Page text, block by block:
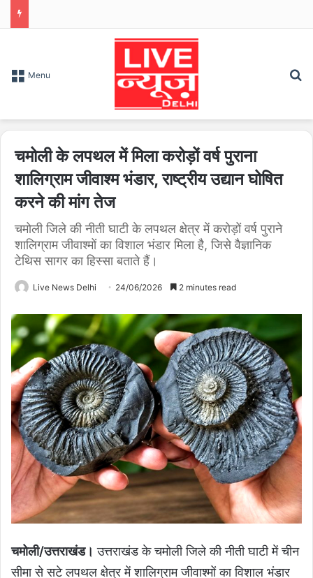
Menu
चमोली के लपथल में मिला करोड़ों वर्ष पुराना
शालिग्राम जीवाश्म भंडार, राष्ट्रीय उद्यान घोषित
करने की मांग तेज
चमोली जिले की नीती घाटी के लपथल क्षेत्र में करोड़ों वर्ष पुराने
शालिग्राम जीवाश्मों का विशाल भंडार मिला है, जिसे वैज्ञानिक
टेथिस सागर का हिस्सा बताते हैं।
Live News Delhi 24/06/2026 2 minutes read
चमोली/उत्तराखंड। उत्तराखंड के चमोली जिले की नीती घाटी में चीन
सीमा से सटे लपथल क्षेत्र में शालिग्राम जीवाश्मों का विशाल भंडार